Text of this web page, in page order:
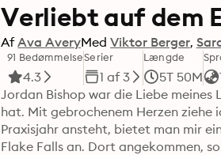
Verliebt auf dem
Af Ava AveryMed Viktor Berger
91 Bedømmelse
4.3
Serier
1 af 3
Længde
5T 50M
Jordan Bishop war die Liebe meines
hat. Mit gebrochenem Herzen ziehe
Praxisjahr ansteht, bietet man mir
Flake Falls an. Dort angekommen,